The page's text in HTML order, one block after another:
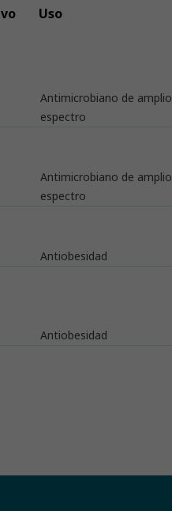
Uso
Antimicrobiano de amplio
espectro
Antimicrobiano de amplio
espectro
Antiobesidad
Antiobesidad